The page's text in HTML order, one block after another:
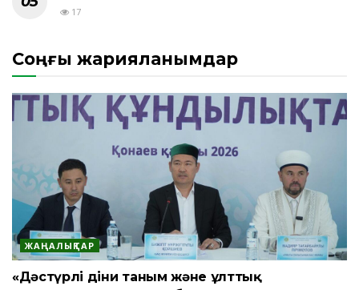
17
Соңғы жарияланымдар
ЖАҢАЛЫҚТАР
«Дәстүрлі діни таным және ұлттық